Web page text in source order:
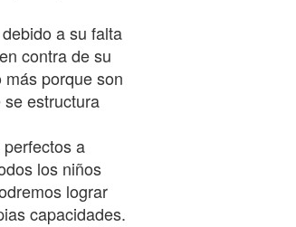
a su falta
contra de su
porque son
estructura
a
los niños
lograr
capacidades.